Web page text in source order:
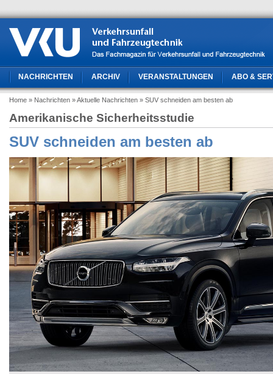
NACHRICHTEN ARCHIV VERANSTALTUNGEN ABO &
Home » Nachrichten » Aktuelle Nachrichten » SUV schneiden am besten ab
Amerikanische Sicherheitsstudie
SUV schneiden am besten ab